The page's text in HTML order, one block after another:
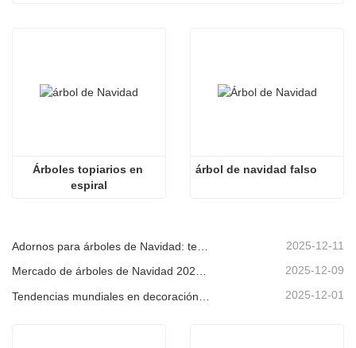
Árboles topiarios en
espiral
árbol de navidad falso
2025-12-11
Mercado de árboles de Navidad 2025: Tendencias, tecnologías y guía de compras para compradores B2B 2025-12-09
2025-12-01